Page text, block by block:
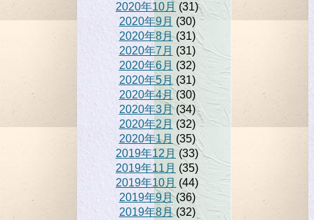
2020年10月 (31)
2020年9月(30)
2020年8月(31)
2020年7月 (31)
2020年6月 (32)
2020年5月(31)
2020年4月(30)
2020年3月(34)
2020年2月(32)
2020年1月 (35)
2019年12月 (33)
2019年11月 (35)
2019年10月 (44)
2019年9月(36)
2019年8月(32)